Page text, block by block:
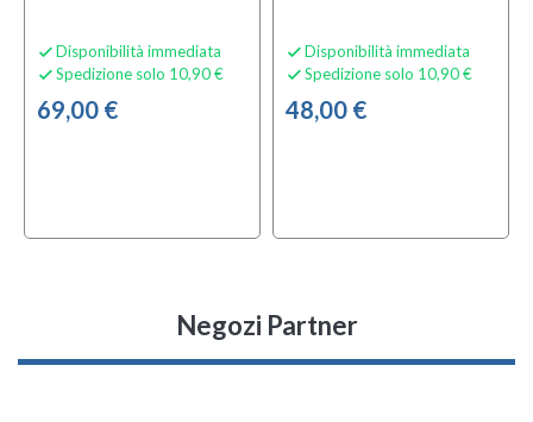
 Disponibilità immediata
 Spedizione solo 10,90 €
69,00 €
 Disponibilità immediata
 Spedizione solo 10,90 €
48,00 €
Negozi Partner